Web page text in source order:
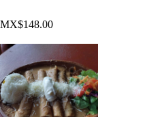
MX$148.00